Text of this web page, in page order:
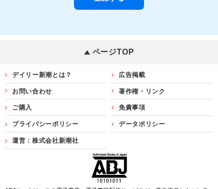
ページTOP
デイリー新潮とは？ 広告掲載
お問い合わせ 著作権・リンク
ご購入 免責事項
プライバシーポリシー データポリシー
運営：株式会社新潮社